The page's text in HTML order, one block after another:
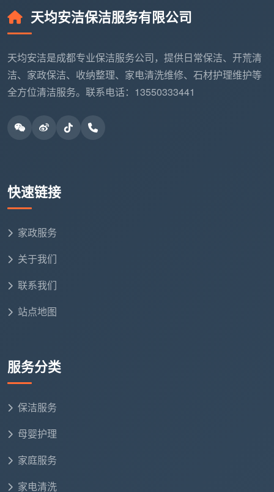
费，让每一笔保洁开销都有保障。
字，而是一份安心。天均安洁保洁把每个家庭的清洁需
求转化为透明、对应的费用方案，从日常除尘到深度开
荒，让“找保洁”这件事变得简单、可靠。现在联系天均
价，让花的每一分钱都变成看得见的洁净与舒适。
天均安洁保洁服务有限公司
天均安洁是成都专业保洁服务公司，提供日常保洁、开荒清
洁、家政保洁、收纳整理、家电清洗维修、石材护理维护等
全方位清洁服务。联系电话：13550333441
快速链接
家政服务
关于我们
联系我们
站点地图
服务分类
保洁服务
母婴护理
家庭服务
家电清洗